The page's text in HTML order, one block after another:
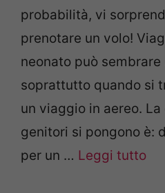
probabilità, vi
prenotare un volo!
neonato può sembrare
soprattutto quando si
un viaggio in aereo.
genitori si pongono è:
per un … Leggi tutto